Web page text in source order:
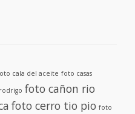
cala del aceite foto casas
foto cañon rio
foto cerro tio pio foto